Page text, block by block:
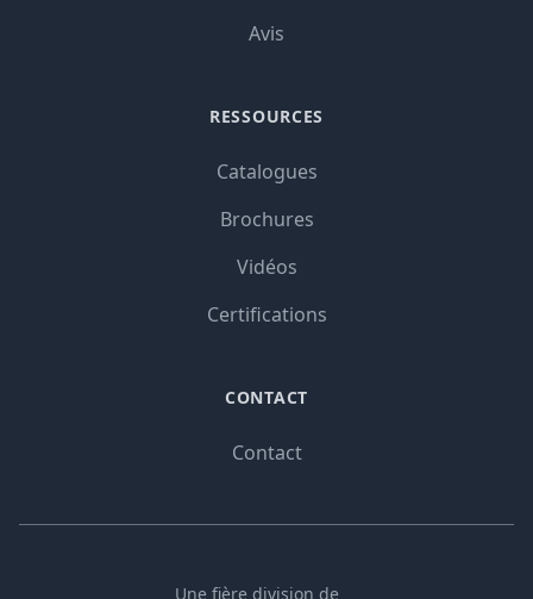
Avis
RESSOURCES
Catalogues
Brochures
Vidéos
Certifications
CONTACT
Contact
Une fière division de